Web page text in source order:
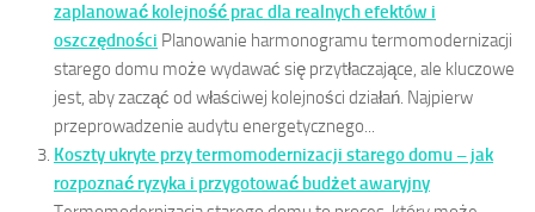
zaplanować kolejność prac dla realnych efektów i
oszczędności Planowanie harmonogramu termomodernizacji
starego domu może wydawać się przytłaczające, ale kluczowe
jest, aby zacząć od właściwej kolejności działań. Najpierw
przeprowadzenie audytu energetycznego...
Koszty ukryte przy termomodernizacji starego domu – jak
rozpoznać ryzyka i przygotować budżet awaryjny